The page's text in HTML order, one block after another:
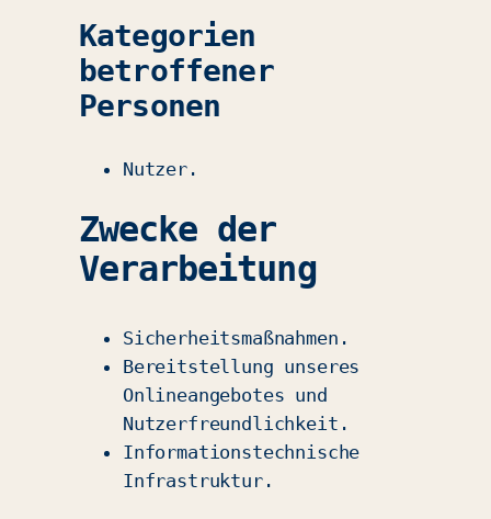
Kategorien
betroffener
Personen
Nutzer.
Zwecke der
Verarbeitung
Sicherheitsmaßnahmen.
Bereitstellung unseres
Onlineangebotes und
Nutzerfreundlichkeit.
Informationstechnische
Infrastruktur.